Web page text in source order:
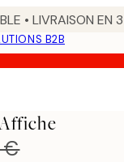
• LIVRAISON EN
B2B
€